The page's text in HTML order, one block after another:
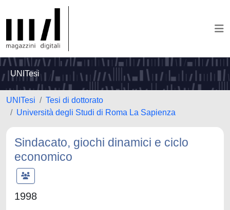
UNITesi
UNITesi
Tesi di dottorato
Università degli Studi di Roma La Sapienza
Sindacato, giochi dinamici e ciclo
economico
1998